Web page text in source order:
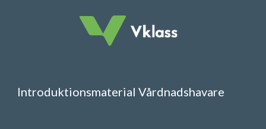
Introduktionsmaterial Vårdnadshavare